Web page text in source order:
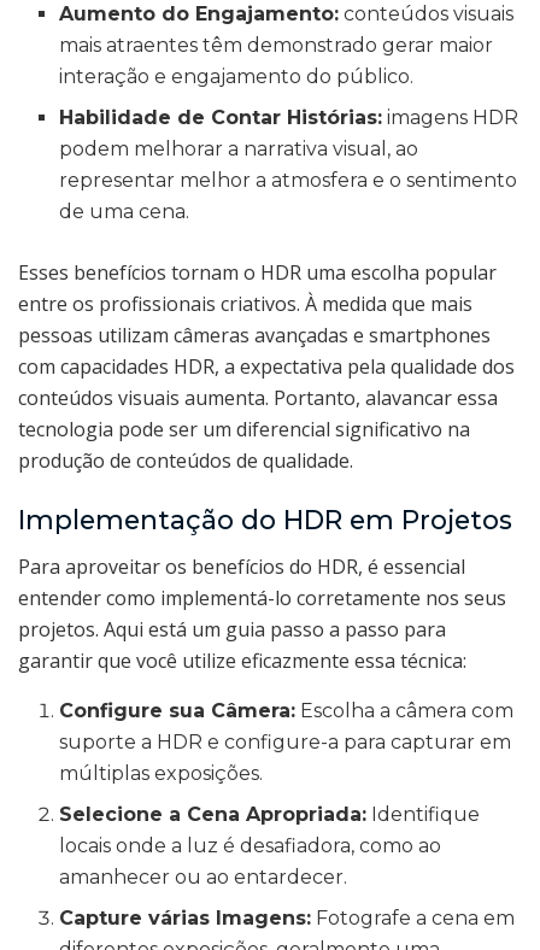
Aumento do Engajamento: conteúdos visuais
mais atraentes têm demonstrado gerar maior
interação e engajamento do público.
Habilidade de Contar Histórias: imagens HDR
podem melhorar a narrativa visual, ao
representar melhor a atmosfera e o sentimento
de uma cena.
Esses benefícios tornam o HDR uma escolha popular
entre os profissionais criativos. À medida que mais
pessoas utilizam câmeras avançadas e smartphones
com capacidades HDR, a expectativa pela qualidade dos
conteúdos visuais aumenta. Portanto, alavancar essa
tecnologia pode ser um diferencial significativo na
produção de conteúdos de qualidade.
Implementação do HDR em Projetos
Para aproveitar os benefícios do HDR, é essencial
entender como implementá-lo corretamente nos seus
projetos. Aqui está um guia passo a passo para
garantir que você utilize eficazmente essa técnica:
Configure sua Câmera: Escolha a câmera com
suporte a HDR e configure-a para capturar em
múltiplas exposições.
Selecione a Cena Apropriada: Identifique
locais onde a luz é desafiadora, como ao
amanhecer ou ao entardecer.
Capture várias Imagens: Fotografe a cena em